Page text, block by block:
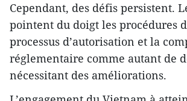
Cependant, des défis persistent.
pointent du doigt les procédures
processus d’autorisation et la
réglementaire comme autant de
nécessitant des améliorations.